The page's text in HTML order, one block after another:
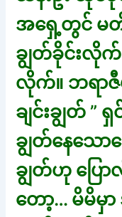
အရှေ့တွင် မ
ချွတ်ခိုင်းလိုက်
လိုက်။ ဘရာဇီယ
ချင်းချွတ် ”
ချွတ်နေသောကြ
ချွတ်ဟု ပြေ
တော့… မိမိမှ